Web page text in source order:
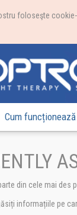
foloseşte
Cum funcționează
din cele mai des
informațiile pe